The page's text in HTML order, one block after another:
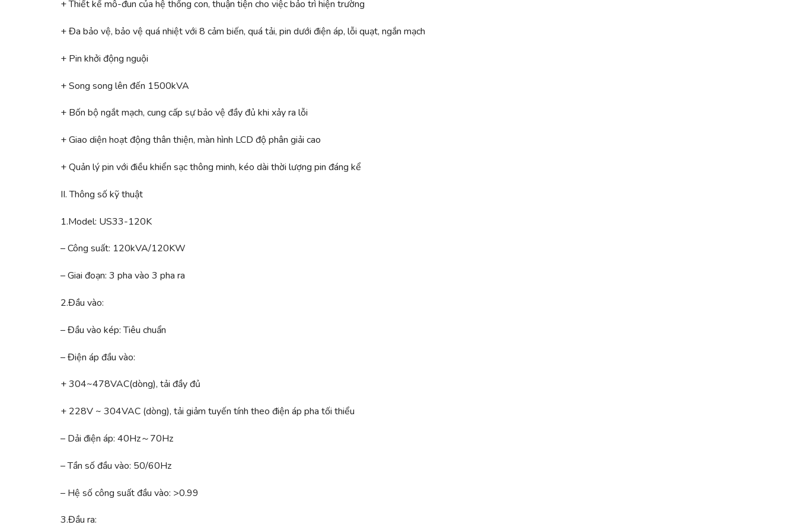
+ Thiết kế mô-đun của hệ thống con, thuận tiện cho việc bảo trì hiện trường
+ Đa bảo vệ, bảo vệ quá nhiệt với 8 cảm biến, quá tải, pin dưới điện áp, lỗi quạt, ngắn mạch
+ Pin khởi động nguội
+ Song song lên đến 1500kVA
+ Bốn bộ ngắt mạch, cung cấp sự bảo vệ đầy đủ khi xảy ra lỗi
+ Giao diện hoạt động thân thiện, màn hình LCD độ phân giải cao
+ Quản lý pin với điều khiển sạc thông minh, kéo dài thời lượng pin đáng kể
II. Thông số kỹ thuật
1.Model: US33-120K
– Công suất: 120kVA/120KW
– Giai đoạn: 3 pha vào 3 pha ra
2.Đầu vào:
– Đầu vào kép: Tiêu chuẩn
– Điện áp đầu vào:
+ 304~478VAC(dòng), tải đầy đủ
+ 228V ~ 304VAC (dòng), tải giảm tuyến tính theo điện áp pha tối thiểu
– Dải điện áp: 40Hz～70Hz
– Tần số đầu vào: 50/60Hz
– Hệ số công suất đầu vào: >0.99
3.Đầu ra: